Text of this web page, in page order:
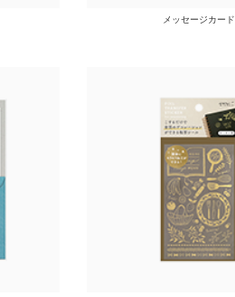
メッセージカード